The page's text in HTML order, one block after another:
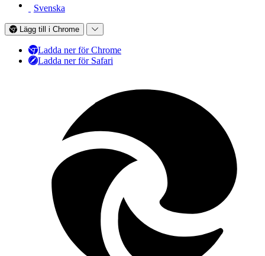
Svenska
Lägg till i Chrome
Ladda ner för Chrome
Ladda ner för Safari